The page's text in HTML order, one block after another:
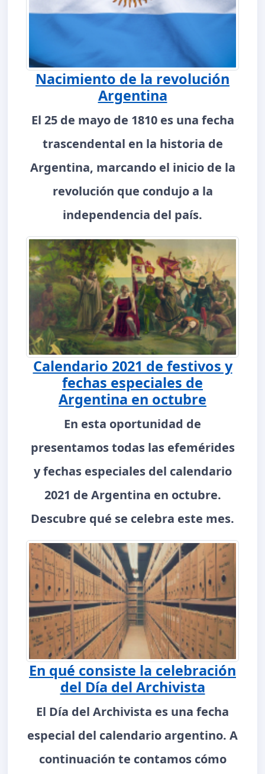
Nacimiento de la revolución
Argentina
El 25 de mayo de 1810 es una fecha
trascendental en la historia de
Argentina, marcando el inicio de la
revolución que condujo a la
independencia del país.
Calendario 2021 de festivos y
fechas especiales de
Argentina en octubre
En esta oportunidad de
presentamos todas las efemérides
y fechas especiales del calendario
2021 de Argentina en octubre.
Descubre qué se celebra este mes.
En qué consiste la celebración
del Día del Archivista
El Día del Archivista es una fecha
especial del calendario argentino. A
continuación te contamos cómo